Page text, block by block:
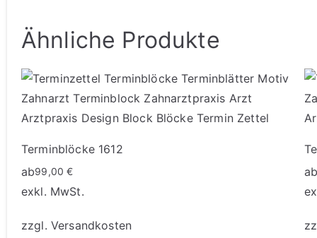
mehr
Ähnliche Produkte
Terminblöcke 1612
ab99,00€
exkl. MwSt.
zzgl. Versandkosten